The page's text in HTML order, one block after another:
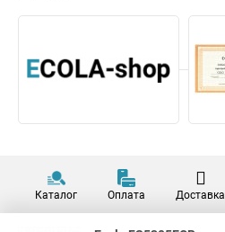
Каталог Оплата Доставка